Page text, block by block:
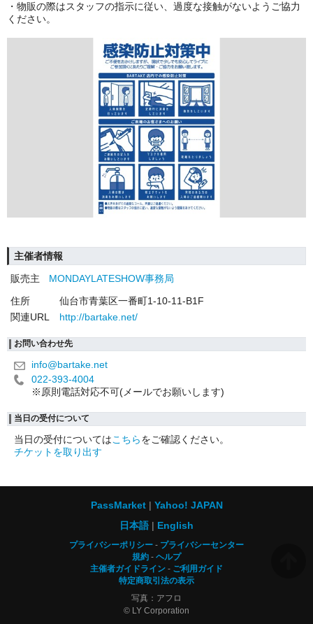
・物販の際はスタッフの指示に従い、過度な接触がないようご協力
ください。
主催者情報
販売主
MONDAYLATESHOW事務局
住所
仙台市青葉区一番町1-10-11-B1F
関連URL
http://bartake.net/
お問い合わせ先
info@bartake.net
022-393-4004
※原則電話対応不可(メールでお願いします)
当日の受付について
当日の受付についてはこちらをご確認ください。
チケットを取り出す
PassMarket
Yahoo! JAPAN
日本語
English
プライバシーポリシー
プライバシーセンター
規約
ヘルプ
主催者ガイドライン
ご利用ガイド
特定商取引法の表示
写真：アフロ
© LY Corporation